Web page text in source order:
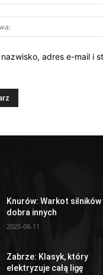
adres e-mail i
Knurów: Warkot silników
dobra innych
2025-08-11
Zabrze: Klasyk, który
elektryzuje całą ligę